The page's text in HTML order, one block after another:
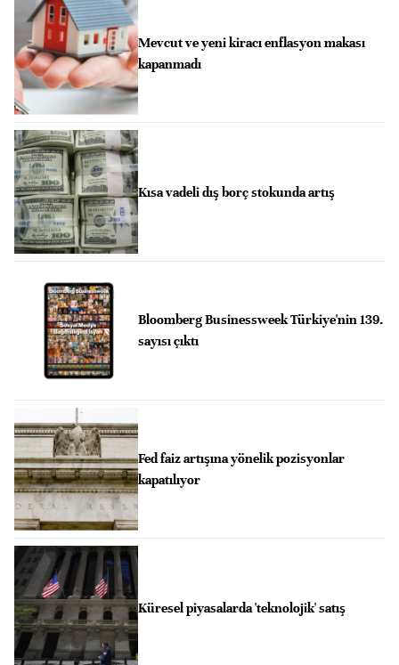
Mevcut ve yeni kiracı enflasyon makası
kapanmadı
Kısa vadeli dış borç stokunda artış
Bloomberg Businessweek Türkiye'nin 139.
sayısı çıktı
Fed faiz artışına yönelik pozisyonlar
kapatılıyor
Küresel piyasalarda 'teknolojik' satış